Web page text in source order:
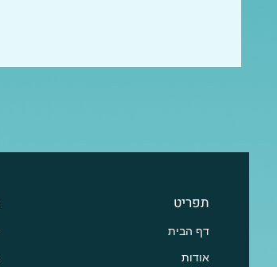
תפריט
דף הבית
אודות